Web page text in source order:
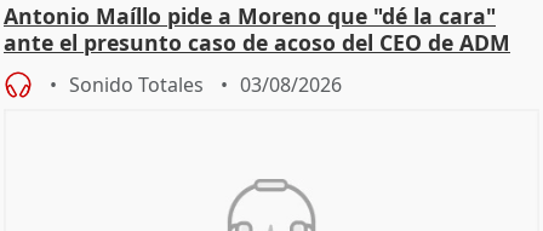
Antonio Maíllo pide a Moreno que "dé la cara"
ante el presunto caso de acoso del CEO de ADM
Sonido Totales 03/08/2026